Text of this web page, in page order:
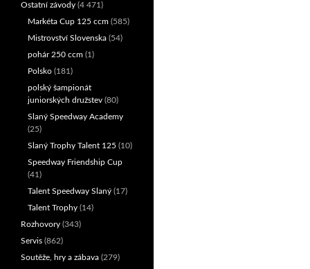
Ostatní závody (4 471)
Markéta Cup 125 ccm (585)
Mistrovství Slovenska (54)
pohár 250 ccm (1)
Polsko (181)
polský šampionát
juniorských družstev (80)
Slaný Speedway Academy
(25)
Slaný Trophy Talent 125 (10)
Speedway Friendship Cup
(41)
Talent Speedway Slaný (17)
Talent Trophy (14)
Rozhovory (343)
Servis (862)
Soutěže, hry a zábava (279)